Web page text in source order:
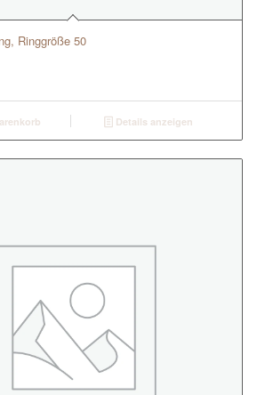
Ringgröße 50
Details anzeigen